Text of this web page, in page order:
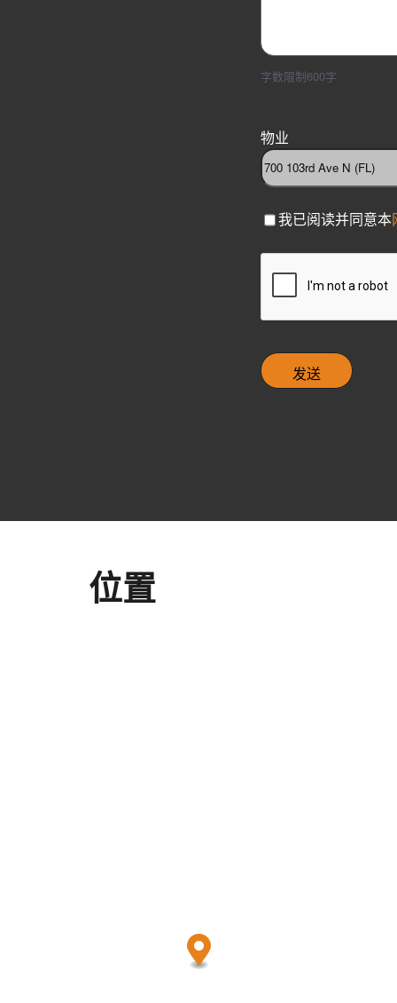
字数限制600字
物业
C
e
b
x
我已阅读并同意本
T
H
A
位置